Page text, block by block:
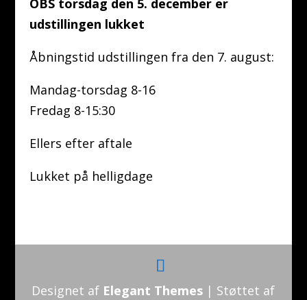
udstillingen lukket
Åbningstid udstillingen fra den 7. august:
Mandag-torsdag 8-16
Fredag 8-15:30
Ellers efter aftale
Lukket på helligdage
Designet af Elegant Themes | Støttet af